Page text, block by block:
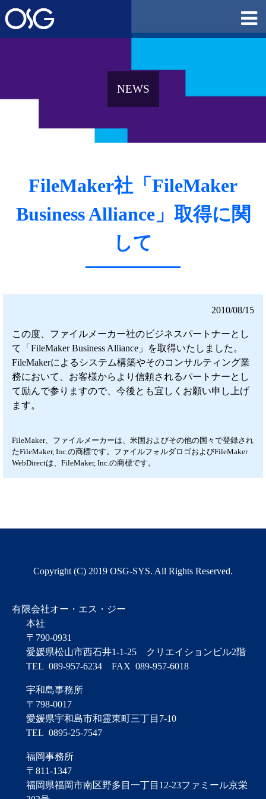
NEWS
FileMaker社「FileMaker
Business Alliance」取得に関
して
2010/08/15
この度、ファイルメーカー社のビジネスパートナーとし
て「FileMaker Business Alliance」を取得いたしました。
FileMakerによるシステム構築やそのコンサルティング業
務において、お客様からより信頼されるパートナーとし
て励んで参りますので、今後とも宜しくお願い申し上げ
ます。
FileMaker、ファイルメーカーは、米国およびその他の国々で登録され
たFileMaker, Inc.の商標です。ファイルフォルダロゴおよびFileMaker
WebDirectは、FileMaker, Inc.の商標です。
Copyright (C) 2019 OSG-SYS. All Rights Reserved.
有限会社オー・エス・ジー
本社
〒790-0931
愛媛県松山市西石井1-1-25
クリエイションビル2階
TEL 089-957-6234 FAX 089-957-6018
宇和島事務所
〒798-0017
愛媛県宇和島市和霊東町三丁目7-10
TEL 0895-25-7547
福岡事務所
〒811-1347
福岡県福岡市南区野多目一丁目12-23ファミール京栄